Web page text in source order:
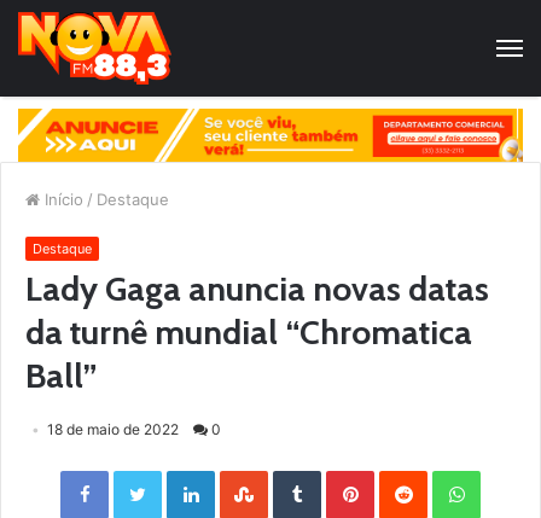
Início / Destaque
Destaque
Lady Gaga anuncia novas datas
da turnê mundial “Chromatica
Ball”
18 de maio de 2022 0
Facebook Twitter LinkedIn StumbleUpon Tumblr Pinterest Reddit